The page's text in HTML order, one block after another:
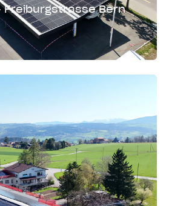
Freiburgstrasse Bern